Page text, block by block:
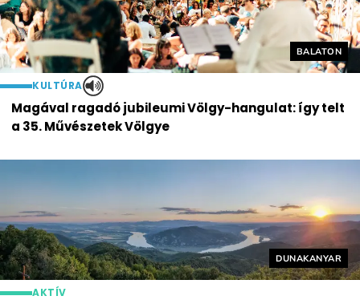
Helyszín
BALATON
KULTÚRA
Magával ragadó jubileumi Völgy-hangulat: így telt
a 35. Művészetek Völgye
Helyszín
DUNAKANYAR
AKTÍV